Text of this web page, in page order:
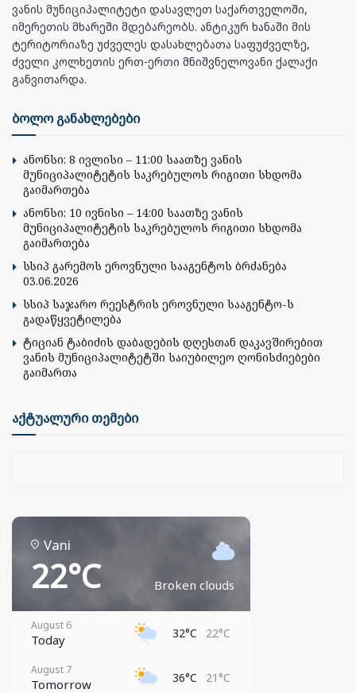
ვანის მუნიციპალიტეტი დასავლეთ საქართველოში,
იმერეთის მხარეში მდებარეობს. ანტიკურ ხანაში მის
ტერიტორიაზე უძველეს დასახლებათა საფუძველზე,
ძველი კოლხეთის ერთ-ერთი მნიშვნელოვანი ქალაქი
განვითარდა.
ბოლო განახლებები
ანონსი: 8 ივლისი – 11:00 საათზე ვანის
მუნიციპალიტეტის საკრებულოს რიგითი სხდომა
გაიმართება
ანონსი: 10 ივნისი – 14:00 საათზე ვანის
მუნიციპალიტეტის საკრებულოს რიგითი სხდომა
გაიმართება
სსიპ გარემოს ეროვნული სააგენტოს ბრძანება
03.06.2026
სსიპ საჯარო რეესტრის ეროვნული სააგენტო-ს
გადაწყვეტილება
ტიციან ტაბიძის დაბადების დღესთან დაკავშირებით
ვანის მუნიციპალიტეტში საიუბილეო ღონისძიებები
გაიმართა
აქტუალური თემები
Vani
22°C Broken clouds
August 6
Today 32°C 22°C
August 7
Tomorrow 36°C 21°C